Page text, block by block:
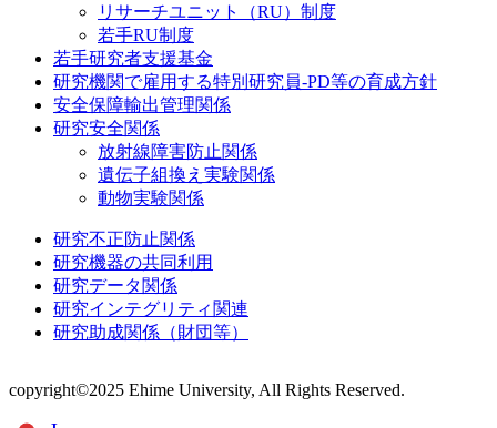
リサーチユニット（RU）制度
若手RU制度
若手研究者支援基金
研究機関で雇用する特別研究員-PD等の育成方針
安全保障輸出管理関係
研究安全関係
放射線障害防止関係
遺伝子組換え実験関係
動物実験関係
研究不正防止関係
研究機器の共同利用
研究データ関係
研究インテグリティ関連
研究助成関係（財団等）
copyright©2025 Ehime University, All Rights Reserved.